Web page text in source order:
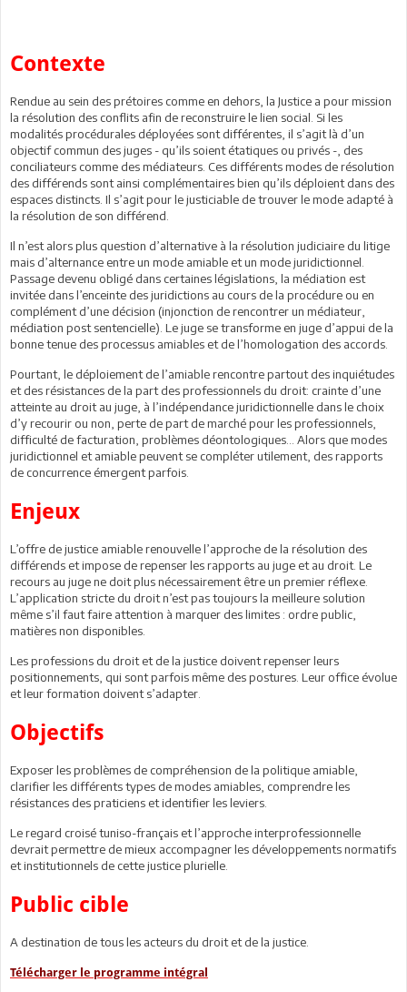
Contexte
Rendue au sein des prétoires comme en dehors, la Justice a pour mission
la résolution des conflits afin de reconstruire le lien social. Si les
modalités procédurales déployées sont différentes, il s’agit là d’un
objectif commun des juges - qu’ils soient étatiques ou privés -, des
conciliateurs comme des médiateurs. Ces différents modes de résolution
des différends sont ainsi complémentaires bien qu’ils déploient dans des
espaces distincts. Il s’agit pour le justiciable de trouver le mode adapté à
la résolution de son différend.
Il n’est alors plus question d’alternative à la résolution judiciaire du litige
mais d’alternance entre un mode amiable et un mode juridictionnel.
Passage devenu obligé dans certaines législations, la médiation est
invitée dans l’enceinte des juridictions au cours de la procédure ou en
complément d’une décision (injonction de rencontrer un médiateur,
médiation post sentencielle). Le juge se transforme en juge d’appui de la
bonne tenue des processus amiables et de l’homologation des accords.
Pourtant, le déploiement de l’amiable rencontre partout des inquiétudes
et des résistances de la part des professionnels du droit: crainte d’une
atteinte au droit au juge, à l’indépendance juridictionnelle dans le choix
d’y recourir ou non, perte de part de marché pour les professionnels,
difficulté de facturation, problèmes déontologiques… Alors que modes
juridictionnel et amiable peuvent se compléter utilement, des rapports
de concurrence émergent parfois.
Enjeux
L’offre de justice amiable renouvelle l’approche de la résolution des
différends et impose de repenser les rapports au juge et au droit. Le
recours au juge ne doit plus nécessairement être un premier réflexe.
L’application stricte du droit n’est pas toujours la meilleure solution
même s’il faut faire attention à marquer des limites : ordre public,
matières non disponibles.
Les professions du droit et de la justice doivent repenser leurs
positionnements, qui sont parfois même des postures. Leur office évolue
et leur formation doivent s’adapter.
Objectifs
Exposer les problèmes de compréhension de la politique amiable,
clarifier les différents types de modes amiables, comprendre les
résistances des praticiens et identifier les leviers.
Le regard croisé tuniso-français et l’approche interprofessionnelle
devrait permettre de mieux accompagner les développements normatifs
et institutionnels de cette justice plurielle.
Public cible
A destination de tous les acteurs du droit et de la justice.
Télécharger le programme intégral